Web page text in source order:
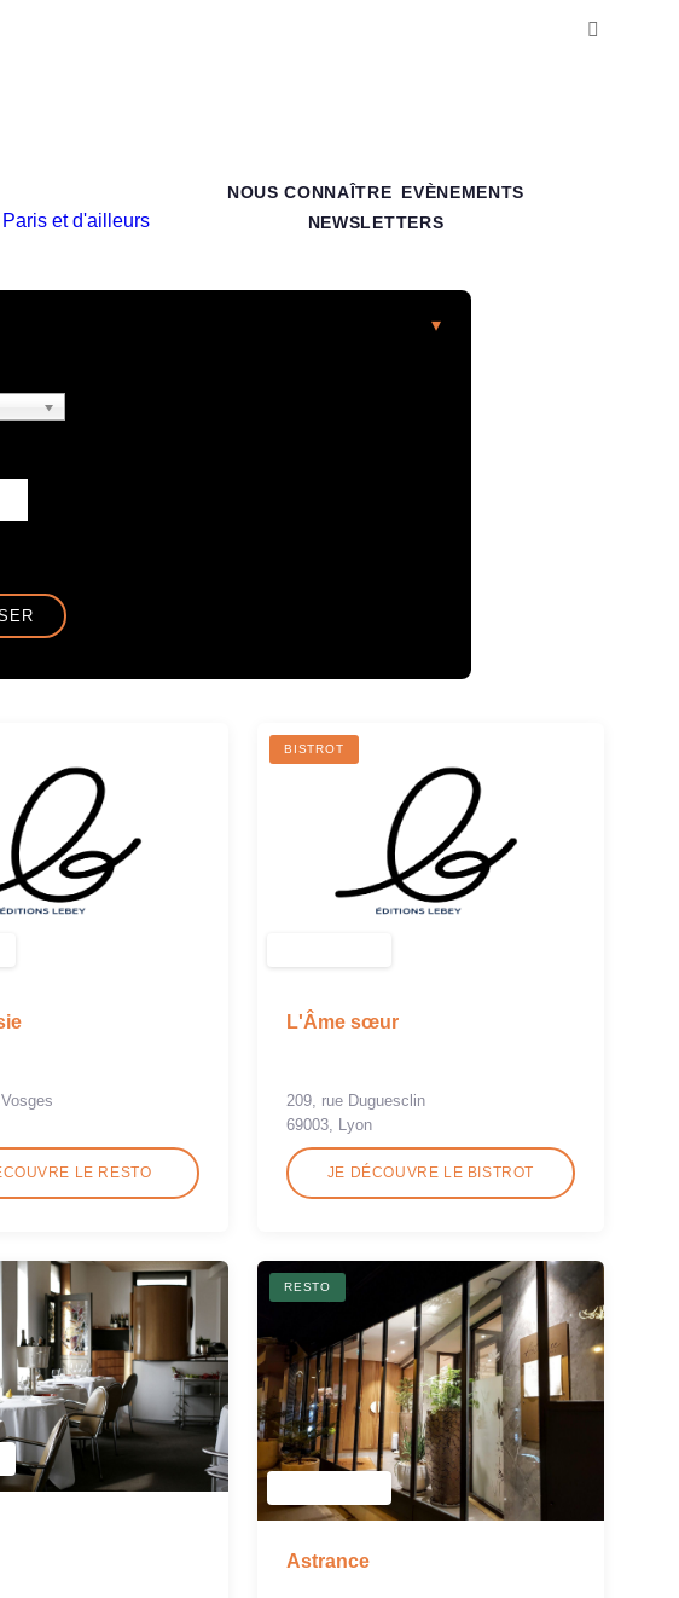
NOUS CONNAÎTRE
EVÈNEMENTS
NEWSLETTERS
LE RESTO
BISTROT
L'Âme sœur
209, rue Duguesclin
69003, Lyon
JE DÉCOUVRE LE BISTROT
RESTO
Astrance